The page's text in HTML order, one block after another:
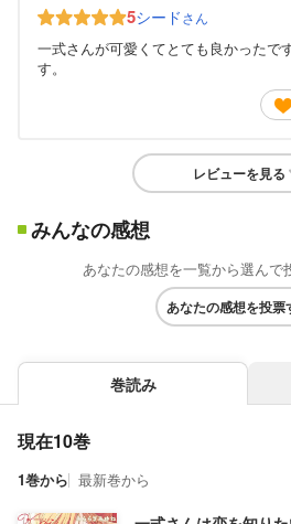
5シードさん
一式さんが可愛くてとても良かったで
す。
レビューを見る
みんなの感想
あなたの感想を一覧から選んで
あなたの感想を投票
巻読み
現在10巻
1巻から 最新巻から